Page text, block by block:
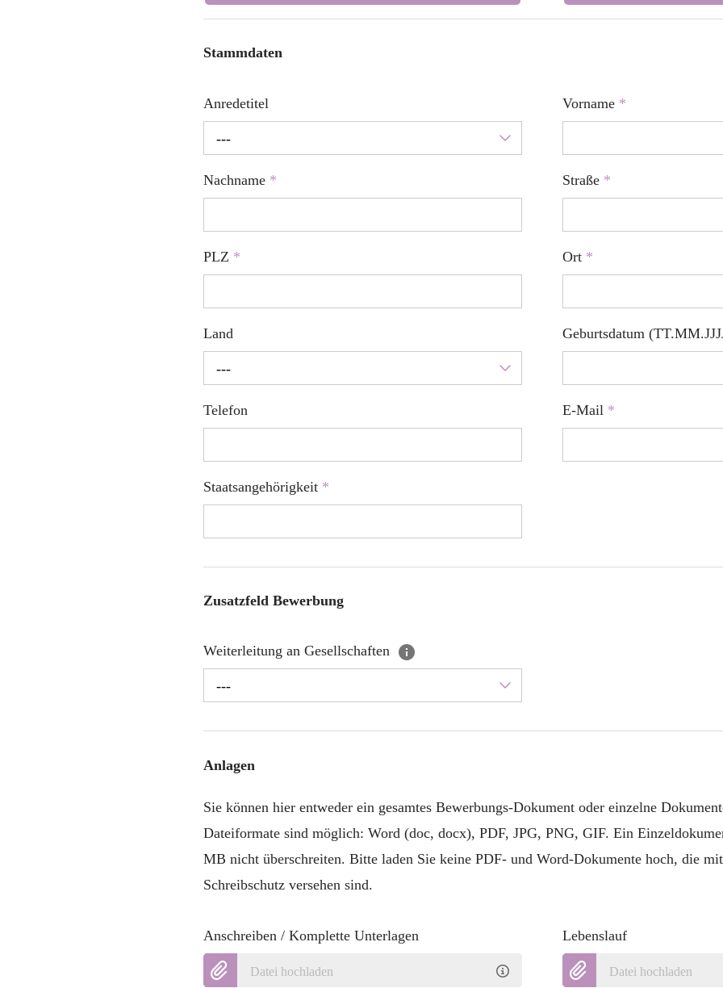
Stammdaten
Anredetitel
---
Vorname *
Nachname * Straße *
PLZ * Ort *
Land
---
Geburtsdatum
Telefon E-Mail *
Staatsangehörigkeit *
Zusatzfeld Bewerbung
Weiterleitung an Gesellschaften
---
Anlagen
Sie können hier entweder ein gesamtes Bewerbungs-Dokument oder einzelne
Dateiformate sind möglich: Word (doc, docx), PDF, JPG, PNG, GIF. Ein
MB nicht überschreiten. Bitte laden Sie keine PDF- und Word-Dokumente hoch, die
Schreibschutz versehen sind.
Anschreiben / Komplette Unterlagen
Datei hochladen
Lebenslauf
Datei hochladen